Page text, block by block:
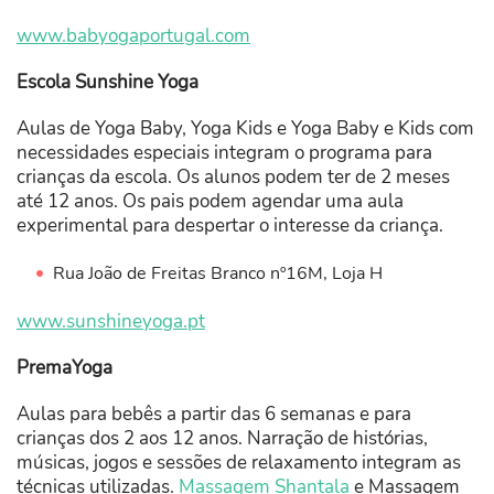
www.babyogaportugal.com
Escola Sunshine Yoga
Aulas de Yoga Baby, Yoga Kids e Yoga Baby e Kids com
necessidades especiais integram o programa para
crianças da escola. Os alunos podem ter de 2 meses
até 12 anos. Os pais podem agendar uma aula
experimental para despertar o interesse da criança.
Rua João de Freitas Branco nº16M, Loja H
www.sunshineyoga.pt
PremaYoga
Aulas para bebês a partir das 6 semanas e para
crianças dos 2 aos 12 anos. Narração de histórias,
músicas, jogos e sessões de relaxamento integram as
técnicas utilizadas. Massagem Shantala e Massagem